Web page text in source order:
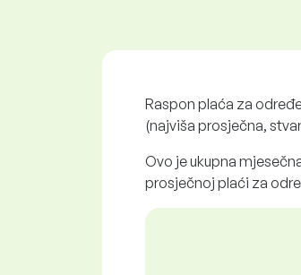
Raspon plaća za
(najviša prosječna,
Ovo je ukupna
prosječnoj plaći za